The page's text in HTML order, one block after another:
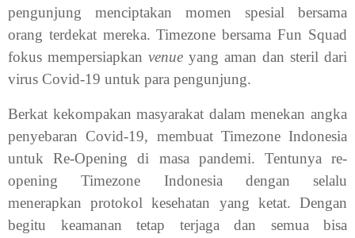
pengunjung menciptakan momen spesial bersama
orang terdekat mereka. Timezone bersama Fun Squad
fokus mempersiapkan venue yang aman dan steril dari
virus Covid-19 untuk para pengunjung.
Berkat kekompakan masyarakat dalam menekan angka
penyebaran Covid-19, membuat Timezone Indonesia
untuk Re-Opening di masa pandemi. Tentunya re-
opening Timezone Indonesia dengan selalu
menerapkan protokol kesehatan yang ketat. Dengan
begitu keamanan tetap terjaga dan semua bisa